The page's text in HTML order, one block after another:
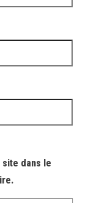
site dans le